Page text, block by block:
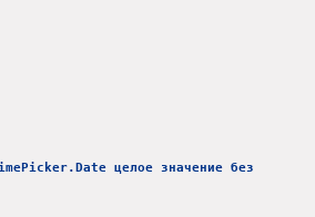
целое значение без